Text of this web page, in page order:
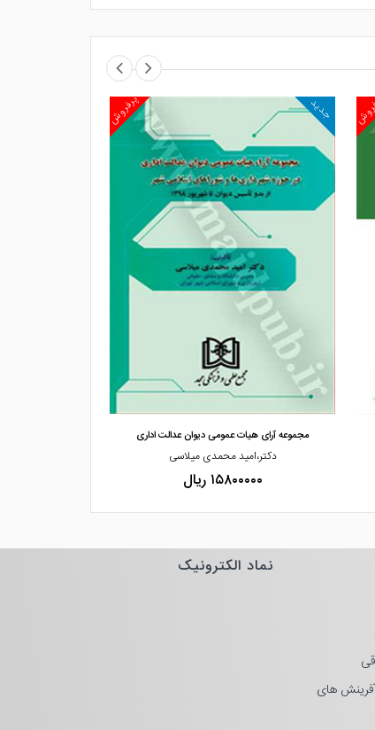
مشاهده و خرید
پرفروش جدید
مجموعه آرای هیات عمومی دیوان عدالت اداری
دکتر،امید محمدی میلاسی
۱۵۸۰۰۰۰۰ ریال
های
نماد الکترونیک